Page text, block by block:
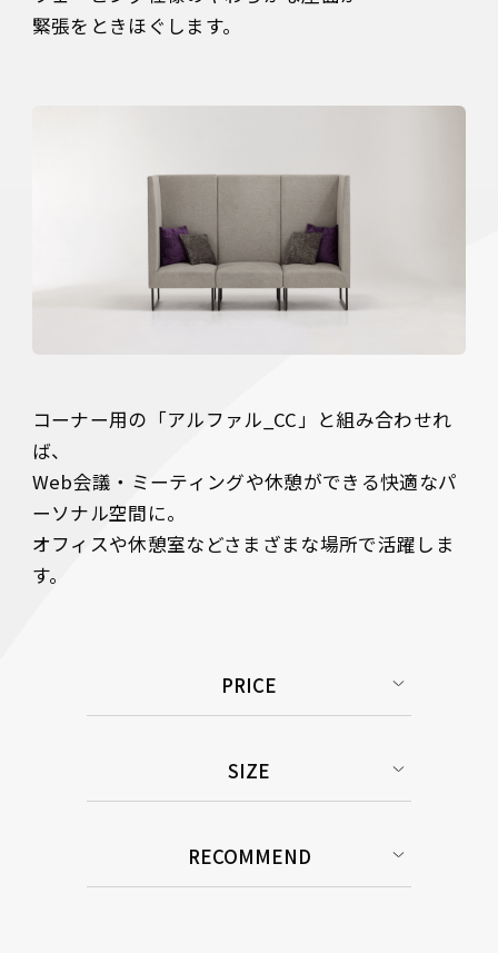
緊張をときほぐします。
コーナー用の「アルファル_CC」と組み合わせれ
ば、
Web会議・ミーティングや休憩ができる快適なパ
ーソナル空間に。
オフィスや休憩室などさまざまな場所で活躍しま
す。
PRICE
SIZE
RECOMMEND